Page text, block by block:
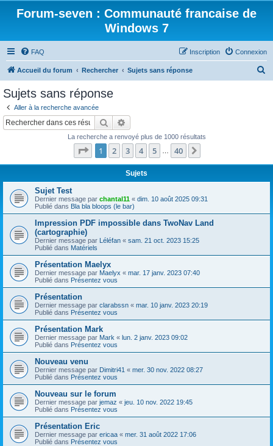
Forum-seven : Communauté francaise de
Windows 7
FAQ Connexion
Inscription
Accueil du forum Rechercher Sujets sans réponse
Sujets sans réponse
Aller à la recherche avancée
Rechercher
La recherche a renvoyé plus de 1000 résultats
Page 1sur40
1 2 3 4 5 40
Sujets
Sujet Test
Dernier message par chantal11 « dim. 10 août 2025 09:31
Publié dans Bla bla bloops (le bar)
Impression PDF impossible dans TwoNav Land
(cartographie)
Dernier message par Léléfan « sam. 21 oct. 2023 15:25
Publié dans Matériels
Présentation Maelyx
Dernier message par Maelyx « mar. 17 janv. 2023 07:40
Publié dans Présentez vous
Présentation
Dernier message par clarabssn « mar. 10 janv. 2023 20:19
Publié dans Présentez vous
Présentation Mark
Dernier message par Mark « lun. 2 janv. 2023 09:02
Publié dans Présentez vous
Nouveau venu
Dernier message par Dimitri41 « mer. 30 nov. 2022 08:27
Publié dans Présentez vous
Nouveau sur le forum
Dernier message par jemaz « jeu. 10 nov. 2022 19:45
Publié dans Présentez vous
Présentation Eric
Dernier message par ericaa « mer. 31 août 2022 17:06
Publié dans Présentez vous